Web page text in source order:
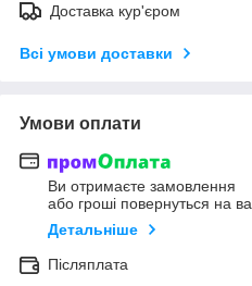
Доставка кур'єром
Всі умови доставки
Умови оплати
Ви отримаєте замовлення
або гроші повернуться на
Детальніше
Післяплата